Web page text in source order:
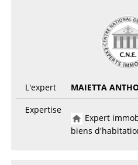
L'expert
MAIETTA
Expertise
Expert
biens